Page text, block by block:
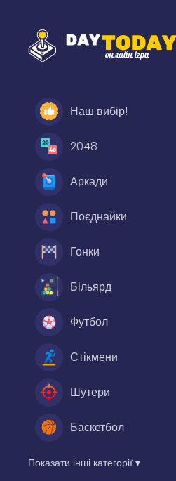
Наш вибір!
2048
Аркади
Поєднайки
Гонки
Більярд
Футбол
Стікмени
Шутери
Баскетбол
Показати інші категорії ▾